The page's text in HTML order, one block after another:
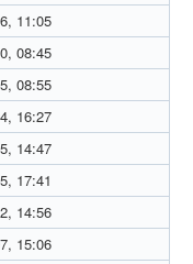
11:05
08:45
08:55
16:27
14:47
17:41
14:56
15:06